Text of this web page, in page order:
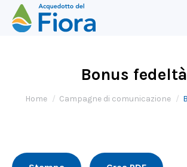
Bonus fedeltà
Tu sei qui:
Home Campagne di comunicazione